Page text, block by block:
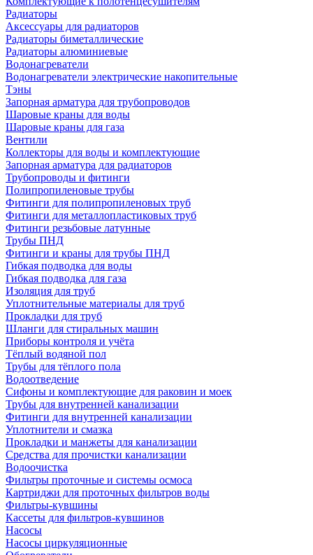
Радиаторы
Аксессуары для радиаторов
Радиаторы биметаллические
Радиаторы алюминиевые
Водонагреватели
Водонагреватели электрические накопительные
Тэны
Запорная арматура для трубопроводов
Шаровые краны для воды
Шаровые краны для газа
Вентили
Коллекторы для воды и комплектующие
Запорная арматура для радиаторов
Трубопроводы и фитинги
Полипропиленовые трубы
Фитинги для полипропиленовых труб
Фитинги для металлопластиковых труб
Фитинги резьбовые латунные
Трубы ПНД
Фитинги и краны для трубы ПНД
Гибкая подводка для воды
Гибкая подводка для газа
Изоляция для труб
Уплотнительные материалы для труб
Прокладки для труб
Шланги для стиральных машин
Приборы контроля и учёта
Тёплый водяной пол
Трубы для тёплого пола
Водоотведение
Сифоны и комплектующие для раковин и моек
Трубы для внутренней канализации
Фитинги для внутренней канализации
Уплотнители и смазка
Прокладки и манжеты для канализации
Средства для прочистки канализации
Водоочистка
Фильтры проточные и системы осмоса
Картриджи для проточных фильтров воды
Фильтры-кувшины
Кассеты для фильтров-кувшинов
Насосы
Насосы циркуляционные